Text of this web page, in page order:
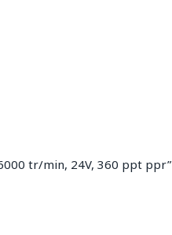
tr/min, 24V, 360 ppt ppr”